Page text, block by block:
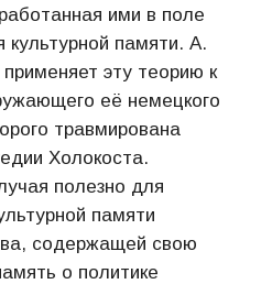
ими в поле
памяти. А.
эту теорию к
её немецкого
травмирована
Холокоста.
полезно для
памяти
содержащей свою
о политике